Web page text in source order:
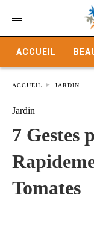
ACCUEIL
ACCUEIL JARDIN
Jardin
7 Gestes
Tomates